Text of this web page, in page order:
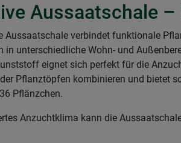
Aussaatschale
Aussaatschale verbindet funktionale
in unterschiedliche Wohn- und
eignet sich perfekt für die
Pflanztöpfen kombinieren und bietet
Pflänzchen.
Anzuchtklima kann die